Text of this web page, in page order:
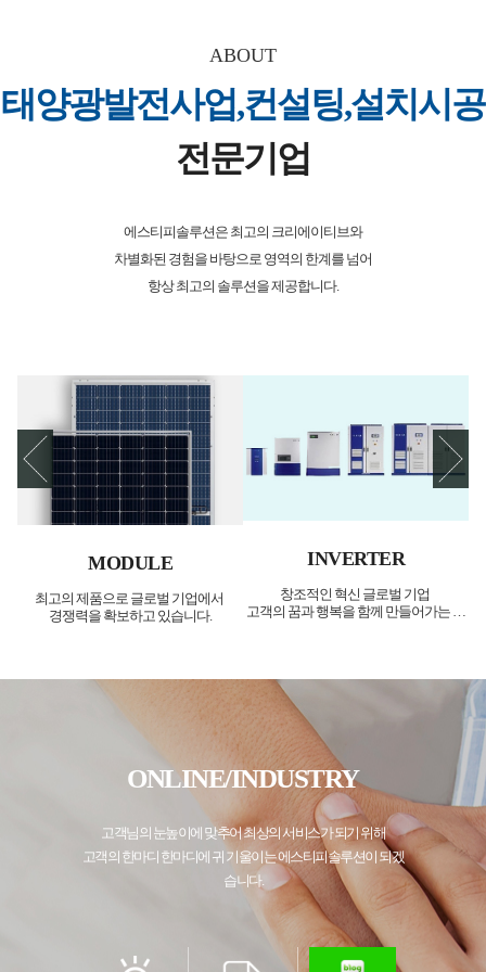
ABOUT
태양광발전사업,컨설팅,설치시공
전문기업
에스티피솔루션은 최고의 크리에이티브와
차별화된 경험을 바탕으로 영역의 한계를 넘어
항상 최고의 솔루션을 제공합니다.
MODULE
최고의 제품으로 글로벌 기업에서
경쟁력을 확보하고 있습니다.
INVERTER
창조적인 혁신 글로벌 기업
고객의 꿈과 행복을 함께 만들어가는 기
ONLINE/INDUSTRY
고객님의 눈높이에 맞추어 최상의 서비스가 되기 위해
고객의 한마디 한마디에 귀 기울이는 에스티피솔루션이 되겠
습니다.